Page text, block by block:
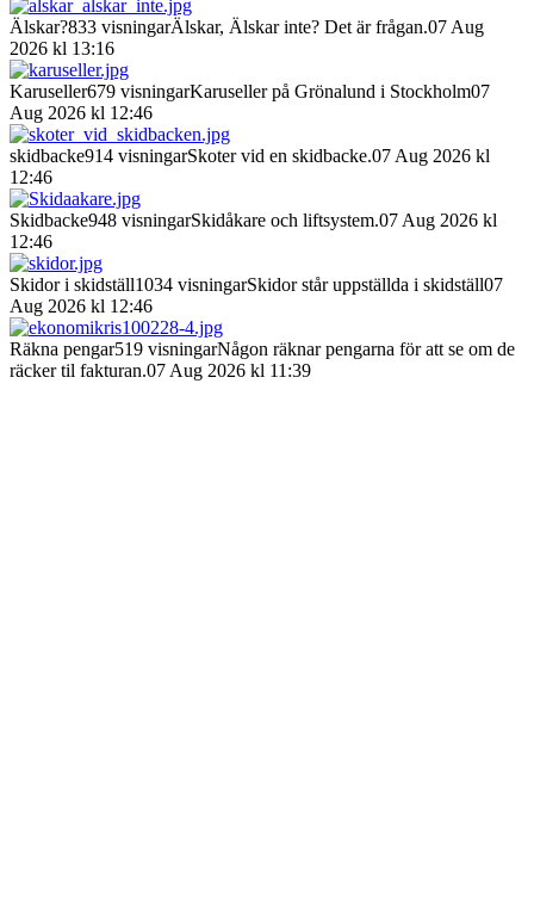
Älskar?833 visningarÄlskar, Älskar inte? Det är frågan.07 Aug
2026 kl 13:16
Karuseller679 visningarKaruseller på Grönalund i Stockholm07
Aug 2026 kl 12:46
skidbacke914 visningarSkoter vid en skidbacke.07 Aug 2026 kl
12:46
Skidbacke948 visningarSkidåkare och liftsystem.07 Aug 2026 kl
12:46
Skidor i skidställ1034 visningarSkidor står uppställda i skidställ07
Aug 2026 kl 12:46
Räkna pengar519 visningarNågon räknar pengarna för att se om de
räcker til fakturan.07 Aug 2026 kl 11:39